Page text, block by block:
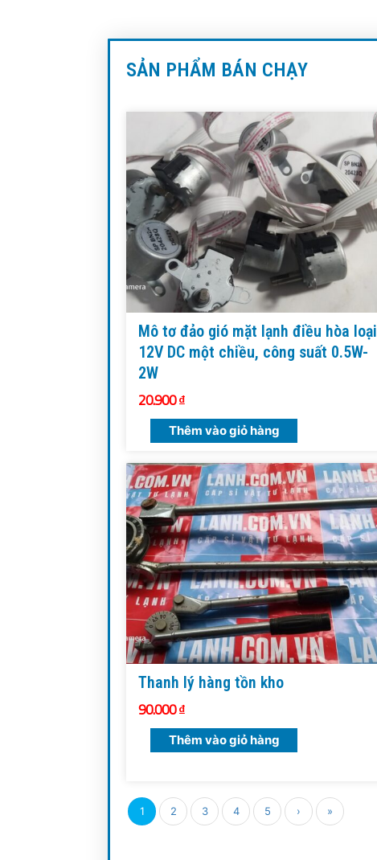
SẢN PHẨM BÁN CHẠY
Mô tơ đảo gió mặt lạnh điều hòa loại
12V DC một chiều, công suất 0.5W-
2W
20.900₫
Thêm vào giỏ hàng
Thanh lý hàng tồn kho
90.000₫
Thêm vào giỏ hàng
1 2 3 4 5 › »